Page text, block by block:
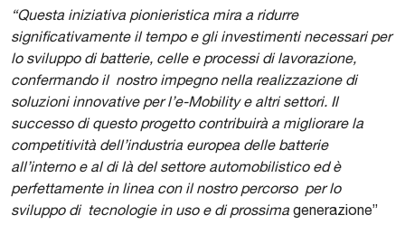
“Questa iniziativa pionieristica mira a ridurre
significativamente il tempo e gli investimenti necessari per
lo sviluppo di batterie, celle e processi di lavorazione,
confermando il nostro impegno nella realizzazione di
soluzioni innovative per l’e-Mobility e altri settori. Il
successo di questo progetto contribuirà a migliorare la
competitività dell’industria europea delle batterie
all’interno e al di là del settore automobilistico ed è
perfettamente in linea con il nostro percorso per lo
sviluppo di tecnologie in uso e di prossima generazione”